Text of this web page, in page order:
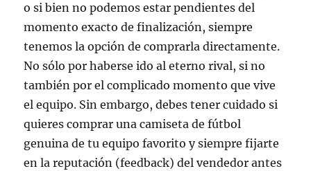
o si bien no podemos estar pendientes del
momento exacto de finalización, siempre
tenemos la opción de comprarla directamente.
No sólo por haberse ido al eterno rival, si no
también por el complicado momento que vive
el equipo. Sin embargo, debes tener cuidado si
quieres comprar una camiseta de fútbol
genuina de tu equipo favorito y siempre fijarte
en la reputación (feedback) del vendedor antes